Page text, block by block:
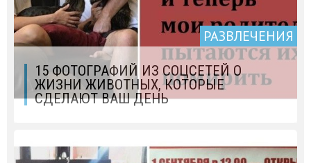
РАЗВЛЕЧЕНИЯ
15 ФОТОГРАФИЙ ИЗ СОЦСЕТЕЙ О
ЖИЗНИ ЖИВОТНЫХ, КОТОРЫЕ
СДЕЛАЮТ ВАШ ДЕНЬ